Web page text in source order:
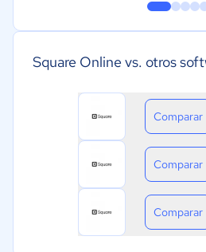
Square Online vs. otros
Comparar
Comparar
Comparar